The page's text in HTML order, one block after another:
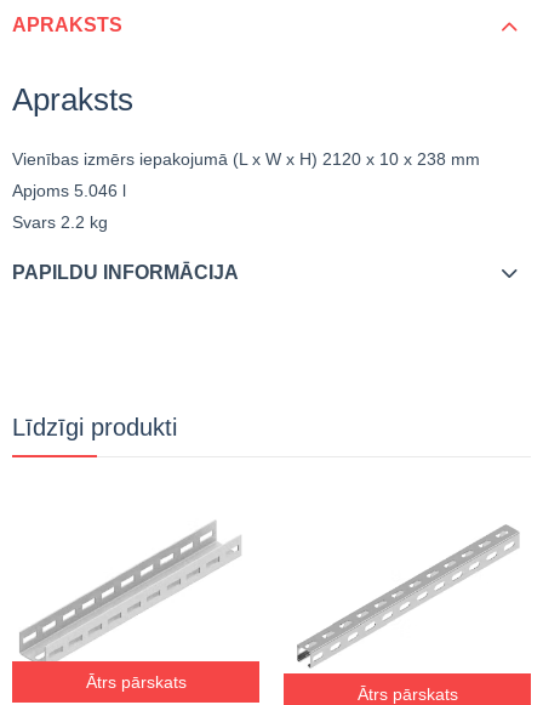
APRAKSTS
Apraksts
Vienības izmērs iepakojumā (L x W x H) 2120 x 10 x 238 mm
Apjoms 5.046 l
Svars 2.2 kg
PAPILDU INFORMĀCIJA
Līdzīgi produkti
Ātrs pārskats
Ātrs pārskats